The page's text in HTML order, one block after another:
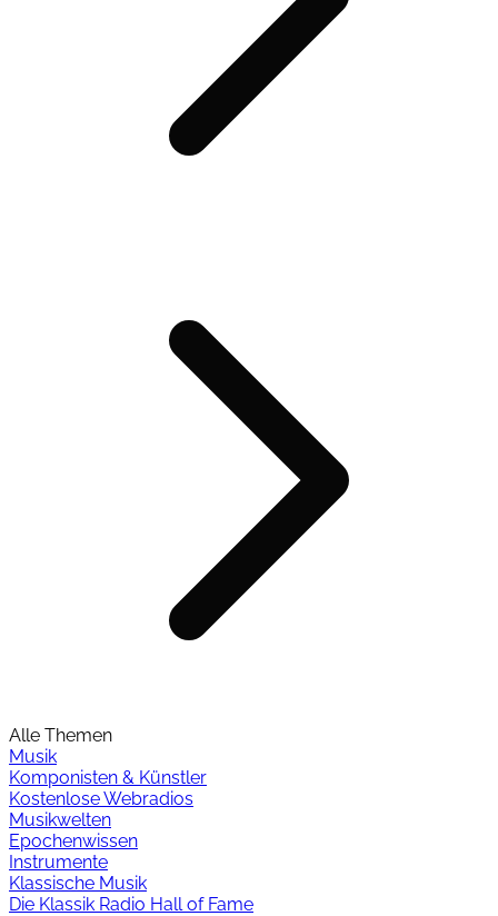
Alle Themen
Musik
Komponisten & Künstler
Kostenlose Webradios
Musikwelten
Epochenwissen
Instrumente
Klassische Musik
Die Klassik Radio Hall of Fame